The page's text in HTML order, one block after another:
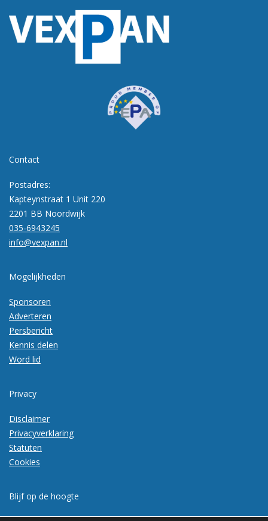
Contact
Postadres:
Kapteynstraat 1 Unit 220
2201 BB Noordwijk
035-6943245
info@vexpan.nl
Mogelijkheden
Sponsoren
Adverteren
Persbericht
Kennis delen
Word lid
Privacy
Disclaimer
Privacyverklaring
Statuten
Cookies
Blijf op de hoogte